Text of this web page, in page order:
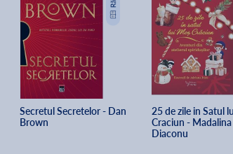
Secretul Secretelor - Dan
Brown
25 de zile in Satul
Craciun - Madalina
Diaconu